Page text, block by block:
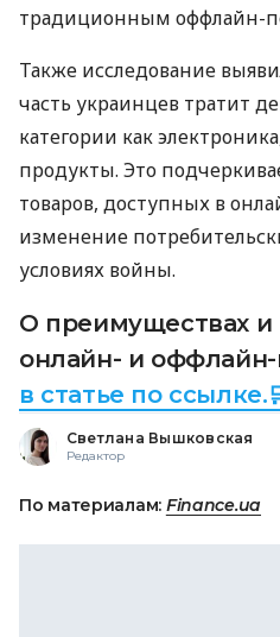
традиционным оффлайн-
Также исследование
часть украинцев тратит
категории как
продукты. Это
товаров, доступных в
изменение
условиях войны.
О преимуществах и
онлайн- и
в статье по
Светлана Вышковская
Редактор
По материалам: Finance.ua